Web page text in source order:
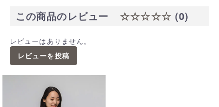
この商品のレビュー ☆☆☆☆☆ (0)
レビューはありません。
レビューを投稿